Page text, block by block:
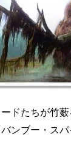
ドたちが竹薮
ンブー・ス